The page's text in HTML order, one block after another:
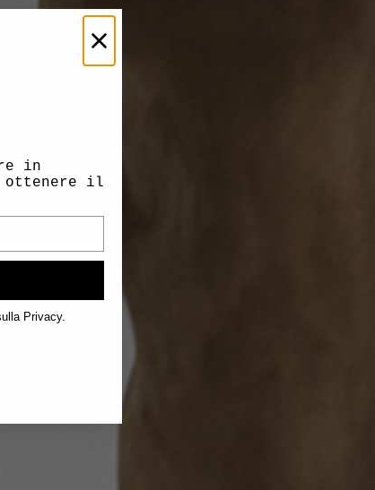
in
ottenere il
Privacy.